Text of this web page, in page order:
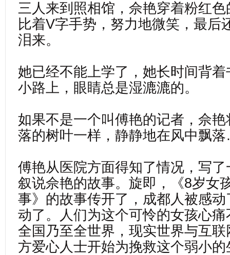
三人来到照相馆，佘艳穿着粉红
比着V字手势，努力地微笑，最后
泪来。
她已经不能上学了，她长时间背
小路上，眼睛总是湿漉漉的。
如果不是一个叫傅艳的记者，佘
落的树叶一样，静静地在风中飘
傅艳从医院方面得知了情况，写
叙说佘艳的故事。旋即，《8岁女
事》的故事传开了，成都人被感
动了。人们为这个可怜的女孩心
全国乃至全世界，现实世界与互
方爱心人士开始为挽救这个弱小